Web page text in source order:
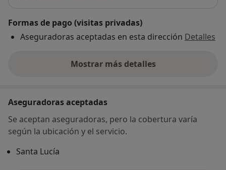
Formas de pago (visitas privadas)
Aseguradoras aceptadas en esta dirección Detalles
Mostrar más detalles
sobre la dirección
Aseguradoras aceptadas
Se aceptan aseguradoras, pero la cobertura varía
según la ubicación y el servicio.
Santa Lucía